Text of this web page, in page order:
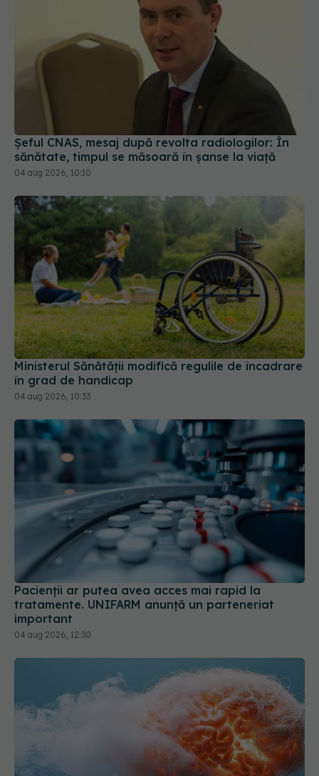
Șeful CNAS, mesaj după revolta radiologilor: În
sănătate, timpul se măsoară în șanse la viață
04 aug 2026, 10:10
Ministerul Sănătății modifică regulile de încadrare
în grad de handicap
04 aug 2026, 10:33
Pacienții ar putea avea acces mai rapid la
tratamente. UNIFARM anunță un parteneriat
important
04 aug 2026, 12:30